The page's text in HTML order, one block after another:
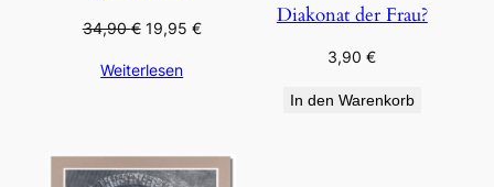
34,90€ Ursprünglicher
war:
19,95 €Aktueller
Weiterlesen
Diakonat der Frau?
3,90€
In den Warenkorb